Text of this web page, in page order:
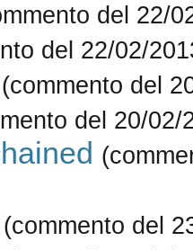
del 22/
del 22/02/
(commento del
del 20/02/
(commento del